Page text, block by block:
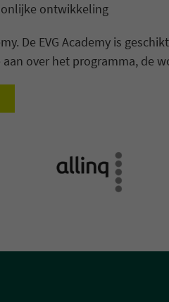
ontwikkeling
De EVG Academy is
over het programma, de